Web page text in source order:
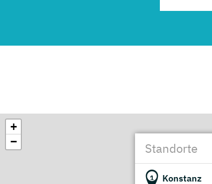
Standorte
1 Konstanz
+
−